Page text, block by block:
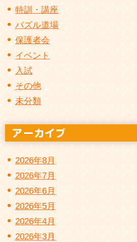
特訓・講座
パズル道場
保護者会
イベント
入試
その他
未分類
2026年8月
2026年7月
2026年6月
2026年5月
2026年4月
2026年3月